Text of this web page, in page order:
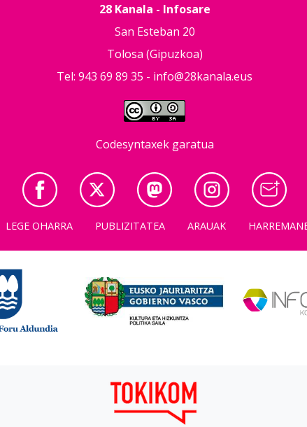
28 Kanala - Infosare
San Esteban 20
Tolosa (Gipuzkoa)
Tel: 943 69 89 35 - info@28kanala.eus
Codesyntaxek garatua
LEGE OHARRA PUBLIZITATEA ARAUAK